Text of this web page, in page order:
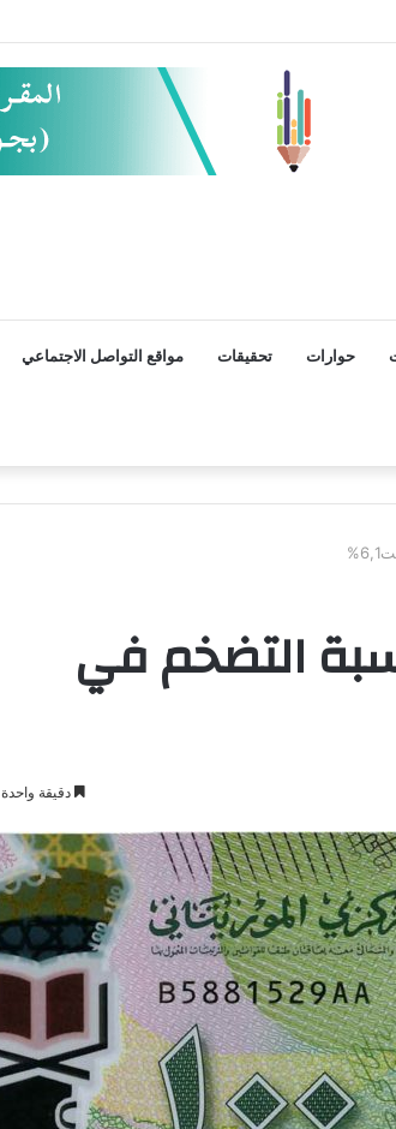
حوارات تحقيقات مواقع التواصل الاجتماعي
التضخم في
دقيقة واحدة